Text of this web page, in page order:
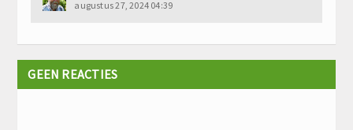
augustus 27, 2024 04:39
GEEN REACTIES